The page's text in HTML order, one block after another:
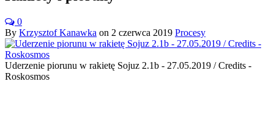
0
By Krzysztof Kanawka on 2 czerwca 2019 Procesy
Uderzenie piorunu w rakietę Sojuz 2.1b - 27.05.2019 / Credits -
Roskosmos